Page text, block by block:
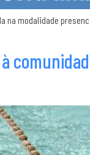
na modalidade